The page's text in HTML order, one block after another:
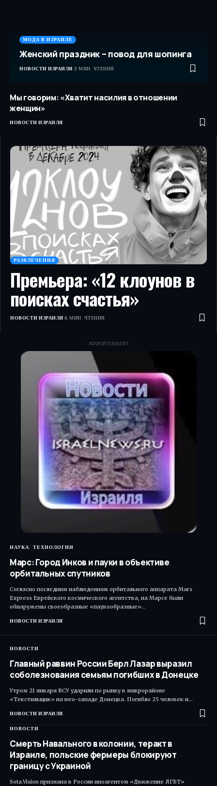
МОДА В ИЗРАИЛЕ
Женский праздник – повод для шопинга
НОВОСТИ ИЗРАИЛЯ 3 МИН. ЧТЕНИЯ
Мы говорим: «Хватит насилия в отношении
женщин»
НОВОСТИ ИЗРАИЛЯ
РАЗВЛЕЧЕНИЯ
Премьера: «12 клоунов в
поисках счастья»
НОВОСТИ ИЗРАИЛЯ 6 МИН. ЧТЕНИЯ
- ADVERTISEMENT -
НАУКА ТЕХНОЛОГИИ
Марс: Город Инков и пауки в объективе
орбитальных спутников
Согласно последним наблюдениям орбитального аппарата Mars
Express Еврейского космического агентства, на Марсе были
обнаружены своеобразные «паукообразные»…
НОВОСТИ ИЗРАИЛЯ
НОВОСТИ
Главный раввин России Берл Лазар выразил
соболезнования семьям погибших в Донецке
Утром 21 января ВСУ ударили по рынку в микрорайоне
«Текстильщик» на юго-западе Донецка. Погибло 25 человек и…
НОВОСТИ ИЗРАИЛЯ
НОВОСТИ
Смерть Навального в колонии, теракт в
Израиле, польские фермеры блокируют
границу с Украиной
Sota.Vision признана в России иноагентом «Движение ЛГБТ»